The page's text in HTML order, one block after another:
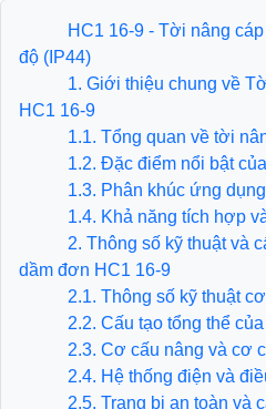
HC1 16-9 - Tời nâng cáp
độ (IP44)
1. Giới thiệu chung về Tời
HC1 16-9
1.1. Tổng quan về tời
1.2. Đặc điểm nổi bật của
1.3. Phân khúc ứng dụng
1.4. Khả năng tích hợp và
2. Thông số kỹ thuật và
dầm đơn HC1 16-9
2.1. Thông số kỹ thuật cơ
2.2. Cấu tạo tổng thể của
2.3. Cơ cấu nâng và cơ
2.4. Hệ thống điện và
2.5. Trang bị an toàn và